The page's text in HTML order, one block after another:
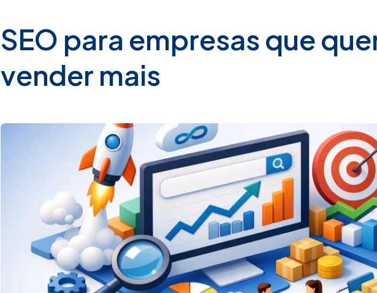
SEO para empresas que
vender mais